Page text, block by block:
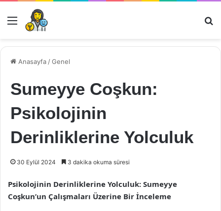
Menü
Anasayfa /Genel
Sumeyye Coşkun:
Psikolojinin
Derinliklerine Yolculuk
30 Eylül 2024 3 dakika okuma süresi
Psikolojinin Derinliklerine Yolculuk: Sumeyye
Coşkun’un Çalışmaları Üzerine Bir İnceleme